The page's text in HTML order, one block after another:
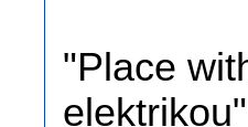
"Place
elektrikou"